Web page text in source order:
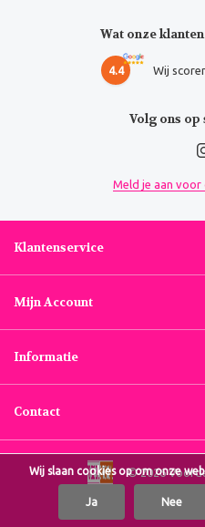
Wat onze
4.4 Wij
Volg ons op
Meld je aan
Klantenservice
Mijn Account
Informatie
Contact
© 2026
Wij slaan cookies op om onze
Ja Nee